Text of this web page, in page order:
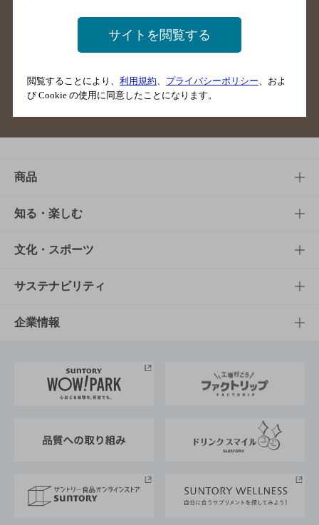
商品
商品TOP
商品一覧
商品発売情報
栄養成分一覧
知る・楽しむ
知る・楽しむTOP
キャンペーン
工場見学
地域情報
文化・スポーツ
文化・スポーツTOP
サントリーホール
サントリーサンバーズ大阪
サステナビリティ
サステナビリティTOP
サントリーが考えるサステナビリティ経営
企業情報
企業概要
採用情報
サイトを閲覧する
閲覧することにより、 利用規約、 プライバシーポリシー、およ
び Cookie の使用に同意したことになります。